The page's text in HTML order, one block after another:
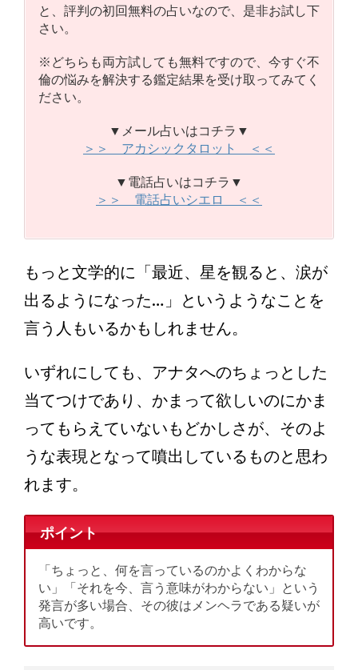
と、評判の初回無料の占いなので、是非お試し下
さい。
※どちらも両方試しても無料ですので、今すぐ不
倫の悩みを解決する鑑定結果を受け取ってみてく
ださい。
▼メール占いはコチラ▼
＞＞ アカシックタロット ＜＜
▼電話占いはコチラ▼
＞＞ 電話占いシエロ ＜＜
もっと文学的に「最近、星を観ると、涙が
出るようになった…」というようなことを
言う人もいるかもしれません。
いずれにしても、アナタへのちょっとした
当てつけであり、かまって欲しいのにかま
ってもらえていないもどかしさが、そのよ
うな表現となって噴出しているものと思わ
れます。
ポイント
「ちょっと、何を言っているのかよくわからな
い」「それを今、言う意味がわからない」という
発言が多い場合、その彼はメンヘラである疑いが
高いです。